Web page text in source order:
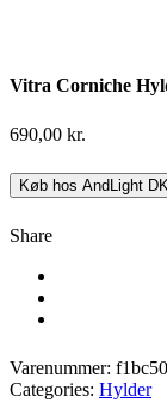
Vitra Corniche
690,00 kr.
Køb hos AndLight
Share
Varenummer:
Categories: Hylder